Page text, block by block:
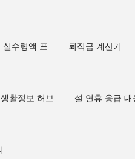
실수령액 표 퇴직금 계산기
활정보 허브 설 연휴 응급